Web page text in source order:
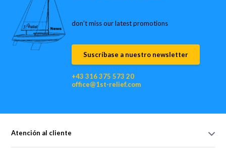
don’t miss our latest promotions
Suscríbase a nuestro newsletter
+43 316 375 573 20
office@1st-relief.com
Atención al cliente